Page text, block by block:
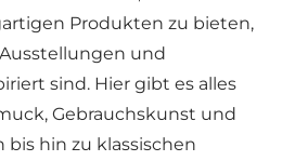
Produkten zu bieten,
und
sind. Hier gibt es alles
Gebrauchskunst und
hin zu klassischen